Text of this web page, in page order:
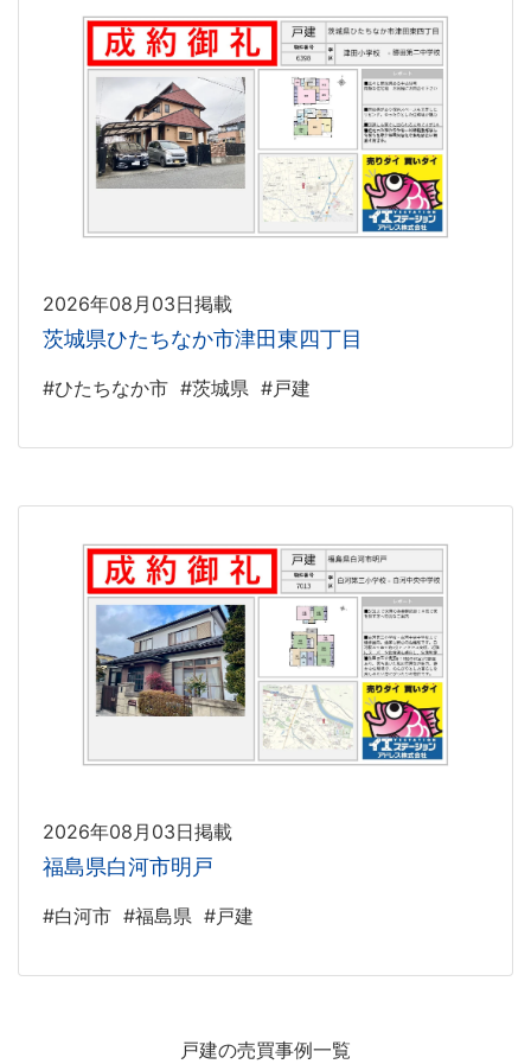
2026年08月03日掲載
茨城県ひたちなか市津田東四丁目
#ひたちなか市 #茨城県 #戸建
2026年08月03日掲載
福島県白河市明戸
#白河市 #福島県 #戸建
戸建の売買事例一覧